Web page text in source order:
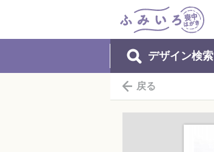
ふみいろ喪中はがき
デザイン検索
戻る